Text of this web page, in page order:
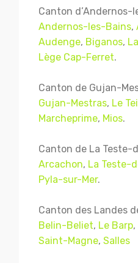
Canton d’Andernos-
Andernos-les-Bains,
Audenge, Biganos,
Lège Cap-Ferret.
Canton de Gujan-
Gujan-Mestras, Le
Marcheprime, Mios.
Canton de La Teste-
Arcachon, La Teste-
Pyla-sur-Mer.
Canton des Landes
Belin-Beliet, Le Barp,
Saint-Magne, Salles